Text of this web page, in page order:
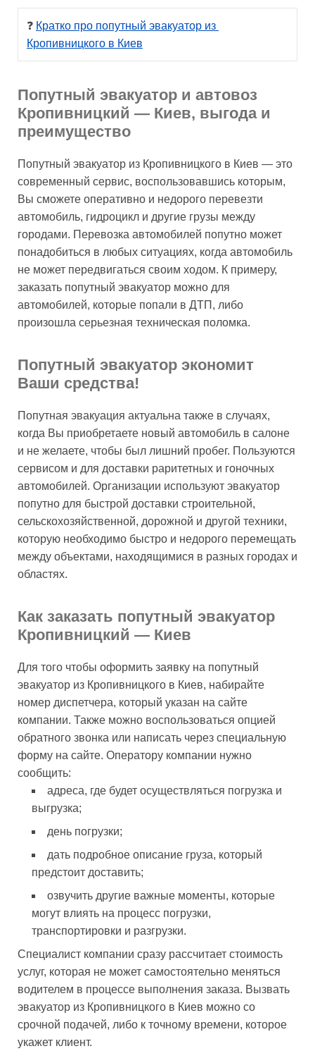
❓ Кратко про попутный эвакуатор из
Кропивницкого в Киев
Попутный эвакуатор и автовоз
Кропивницкий — Киев, выгода и
преимущество
Попутный эвакуатор из Кропивницкого в Киев — это
современный сервис, воспользовавшись которым,
Вы сможете оперативно и недорого перевезти
автомобиль, гидроцикл и другие грузы между
городами. Перевозка автомобилей попутно может
понадобиться в любых ситуациях, когда автомобиль
не может передвигаться своим ходом. К примеру,
заказать попутный эвакуатор можно для
автомобилей, которые попали в ДТП, либо
произошла серьезная техническая поломка.
Попутный эвакуатор экономит
Ваши средства!
Попутная эвакуация актуальна также в случаях,
когда Вы приобретаете новый автомобиль в салоне
и не желаете, чтобы был лишний пробег. Пользуются
сервисом и для доставки раритетных и гоночных
автомобилей. Организации используют эвакуатор
попутно для быстрой доставки строительной,
сельскохозяйственной, дорожной и другой техники,
которую необходимо быстро и недорого перемещать
между объектами, находящимися в разных городах и
областях.
Как заказать попутный эвакуатор
Кропивницкий — Киев
Для того чтобы оформить заявку на попутный
эвакуатор из Кропивницкого в Киев, набирайте
номер диспетчера, который указан на сайте
компании. Также можно воспользоваться опцией
обратного звонка или написать через специальную
форму на сайте. Оператору компании нужно
сообщить:
адреса, где будет осуществляться погрузка и
выгрузка;
день погрузки;
дать подробное описание груза, который
предстоит доставить;
озвучить другие важные моменты, которые
могут влиять на процесс погрузки,
транспортировки и разгрузки.
Специалист компании сразу рассчитает стоимость
услуг, которая не может самостоятельно меняться
водителем в процессе выполнения заказа. Вызвать
эвакуатор из Кропивницкого в Киев можно со
срочной подачей, либо к точному времени, которое
укажет клиент.